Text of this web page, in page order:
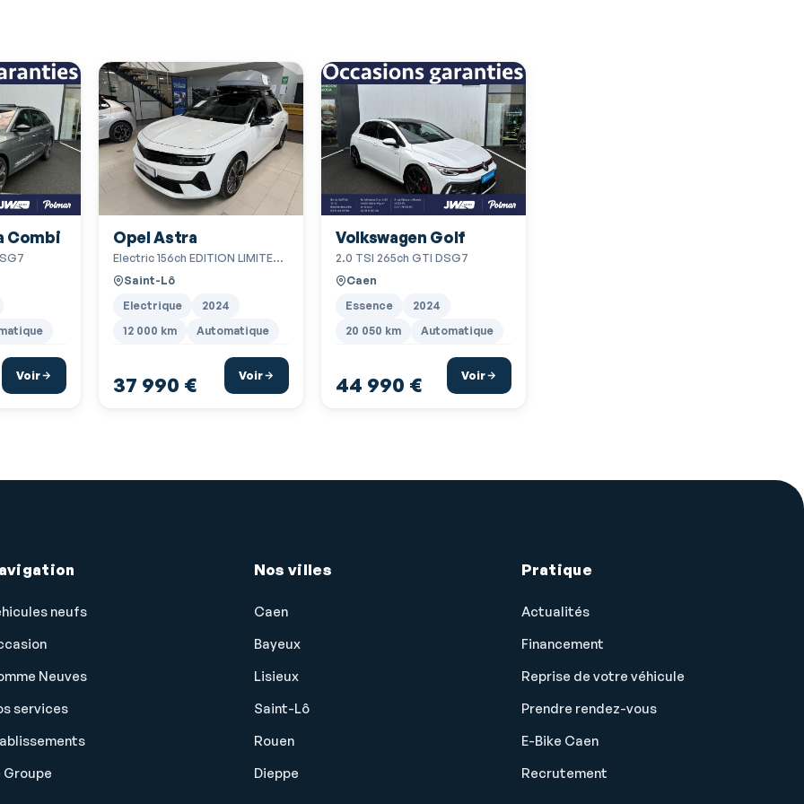
Banquette arrière 3 places
Barres de toit
Bleu Energie
Boite à gants fermée
Caméra de recul
Capteur de pluie
Clim automatique tri-zones
Commandes vocales
Contrôle élect. de la pression des pneus
ESP
Filtre à Pollen
Miroir de courtoisie conducteur éclairé
Combi
Voir
Opel Astra
Electric 156ch EDITION LIMITEE
ULTIMATE PACK
Saint-Lô
Electrique
2024
12 000 km
Automatique
37 990 € Voir
Volkswagen Golf
2.0 TSI 265ch GTI DSG7
Caen
Essence
2024
20 050 km
Automatique
44 990 € Voir
neufs
Neuves
services
Groupe
Nos villes
Caen
Bayeux
Lisieux
Saint-Lô
Rouen
Dieppe
Pratique
Actualités
Financement
Reprise de votre véhicule
Prendre rendez-vous
E-Bike Caen
Recrutement